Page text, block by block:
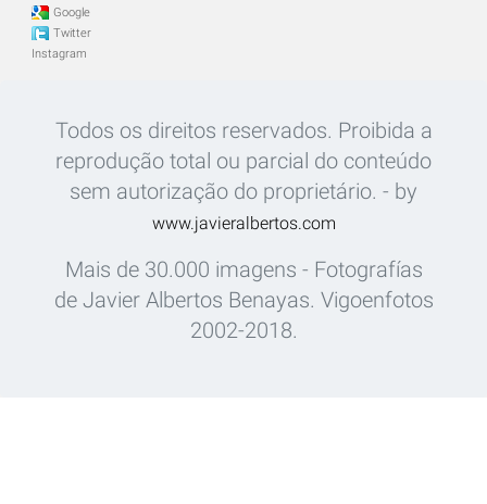
Google
Twitter
Instagram
Todos os direitos reservados. Proibida a
reprodução total ou parcial do conteúdo
sem autorização do proprietário. - by
www.javieralbertos.com
Mais de 30.000 imagens - Fotografías
de Javier Albertos Benayas. Vigoenfotos
2002-2018.